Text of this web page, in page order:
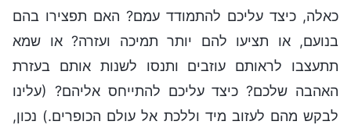
כאלה, כיצד עליכם להתמודד עמם? האם תפצירו בהם
בנועם, או תציעו להם יותר תמיכה ועזרה? או שמא
תתעצבו לראותם עוזבים ותנסו לשנות אותם בעזרת
האהבה שלכם? כיצד עליכם להתייחס אליהם? (עלינו
לבקש מהם לעזוב מיד וללכת אל עולם הכופרים.) נכון,